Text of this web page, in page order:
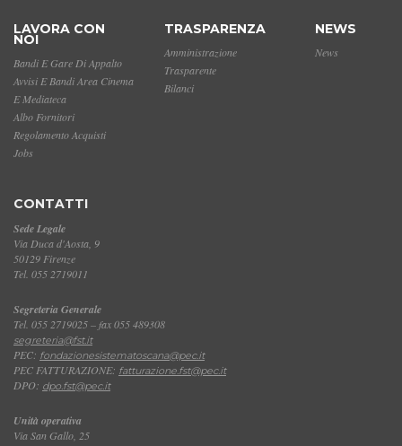
LAVORA CON
NOI
Bandi E Gare Di Appalto
Avvisi E Bandi Area Cinema
E Mediateca
Albo Fornitori
Regolamento Acquisti
Jobs
TRASPARENZA
Amministrazione
Trasparente
Bilanci
NEWS
News
CONTATTI
Sede Legale
Via Duca d'Aosta, 9
50129 Firenze
Tel. 055 2719011
Segreteria Generale
Tel. 055 2719025 – fax 055 489308
segreteria@fst.it
PEC: fondazionesistematoscana@pec.it
PEC FATTURAZIONE: fatturazione.fst@pec.it
DPO: dpo.fst@pec.it
Unità operativa
Via San Gallo, 25